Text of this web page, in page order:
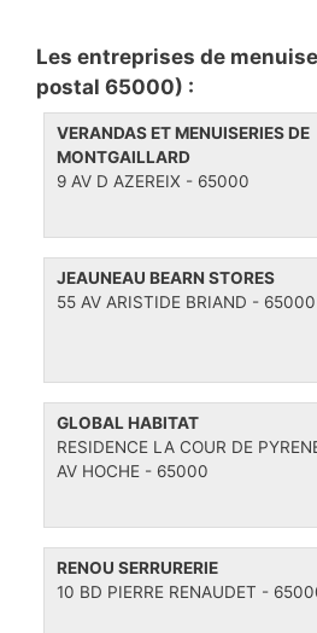
r
i
e
s
e
t
t
e
s
n
a
v
Les entreprises de
postal 65000) :
VERANDAS ET MENUISERIES DE
MONTGAILLARD
9 AV D AZEREIX - 65000
JEAUNEAU BEARN STORES
55 AV ARISTIDE BRIAND - 65000
GLOBAL HABITAT
RESIDENCE LA COUR DE
AV HOCHE - 65000
RENOU SERRURERIE
10 BD PIERRE RENAUDET -